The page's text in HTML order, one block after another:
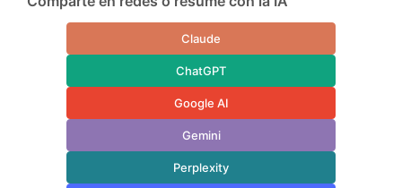
Claude
ChatGPT
Google AI
Gemini
Perplexity